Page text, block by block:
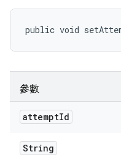
public void
參數
attemptId
String